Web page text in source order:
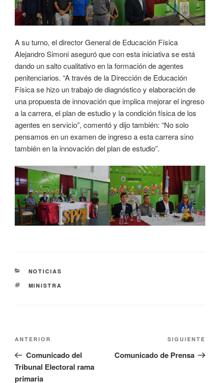
A su turno, el director General de Educación Física
Alejandro Simoni aseguró que con esta iniciativa se está
dando un salto cualitativo en la formación de agentes
penitenciarios. “A través de la Dirección de Educación
Física se hizo un trabajo de diagnóstico y elaboración de
una propuesta de innovación que implica mejorar el ingreso
a la carrera, el plan de estudio y la condición física de los
agentes en servicio”, comentó y dijo también: “No solo
pensamos en un examen de ingreso a esta carrera sino
también en la innovación del plan de estudio”.
NOTICIAS
MINISTRA
ANTERIOR
Comunicado del
Tribunal Electoral rama
primaria
SIGUIENTE
Comunicado de Prensa